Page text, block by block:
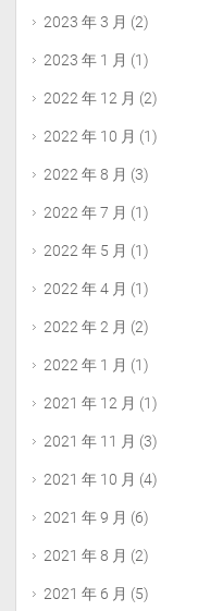
2023 年 3 月 (2)
2023 年 1 月 (1)
2022 年 12 月 (2)
2022 年 10 月 (1)
2022 年 8 月 (3)
2022 年 7 月 (1)
2022 年 5 月 (1)
2022 年 4 月 (1)
2022 年 2 月 (2)
2022 年 1 月 (1)
2021 年 12 月 (1)
2021 年 11 月 (3)
2021 年 10 月 (4)
2021 年 9 月 (6)
2021 年 8 月 (2)
2021 年 6 月 (5)